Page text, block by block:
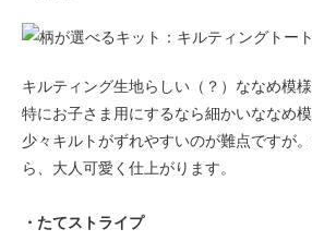
キルティング生地らしい（？）ななめ模
特にお子さま用にするなら細かいななめ
少々キルトがずれやすいのが難点ですが
ら、大人可愛く仕上がります。
・たてストライプ